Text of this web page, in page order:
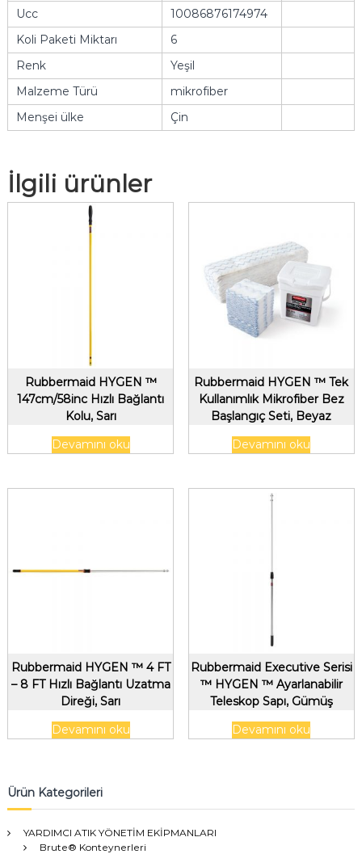
Ucc
10086876174974
Koli Paketi Miktarı
6
Renk
Yeşil
Malzeme Türü
mikrofiber
Menşei ülke
Çin
İlgili ürünler
Rubbermaid HYGEN ™
147cm/58inc Hızlı Bağlantı
Kolu, Sarı
Devamını oku
Rubbermaid HYGEN ™ Tek
Kullanımlık Mikrofiber Bez
Başlangıç ​​Seti, Beyaz
Devamını oku
Rubbermaid HYGEN ™ 4 FT
– 8 FT Hızlı Bağlantı Uzatma
Direği, Sarı
Devamını oku
Rubbermaid Executive Serisi
™ HYGEN ™ Ayarlanabilir
Teleskop Sapı, Gümüş
Devamını oku
Ürün Kategorileri
YARDIMCI ATIK YÖNETİM EKİPMANLARI
Brute® Konteynerleri